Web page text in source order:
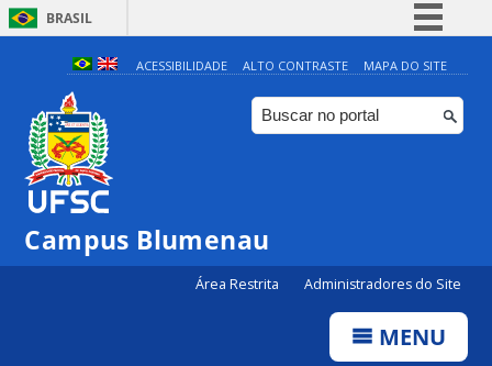
BRASIL
Simplifique!
Comunica BR
Participe
ACESSIBILIDADE ALTO CONTRASTE MAPA DO SITE
Campus Blumenau
Área Restrita Administradores do Site
MENU